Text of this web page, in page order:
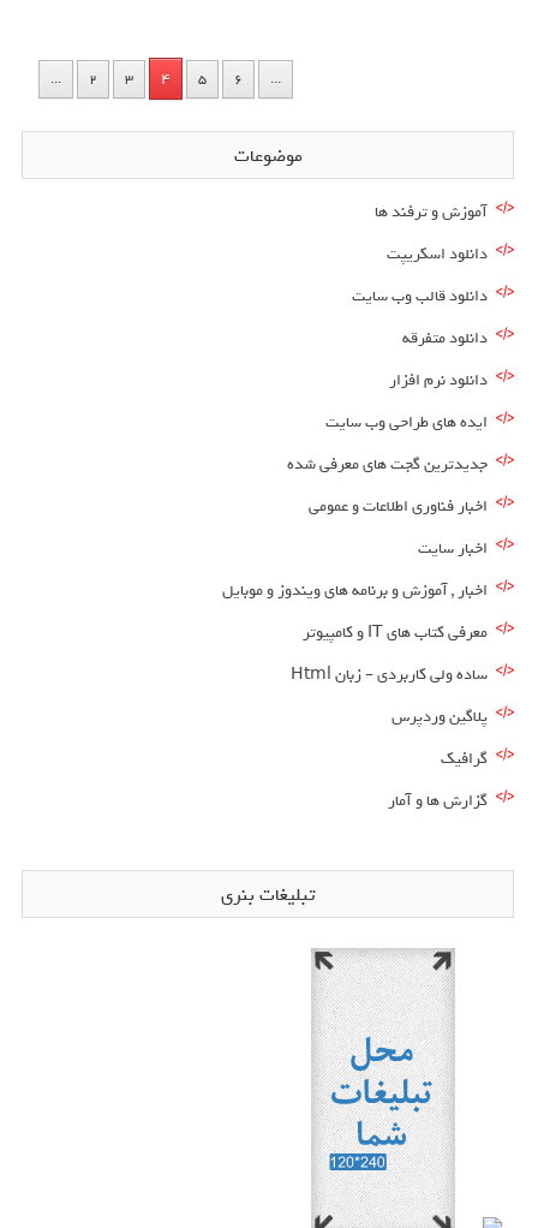
...
2 3 4 5 6
...
موضوعات
آموزش و ترفند ها
دانلود اسکریپت
دانلود قالب وب سایت
دانلود متفرقه
دانلود نرم افزار
ایده های طراحی وب سایت
جدیدترین گجت های معرفی شده
اخبار فناوری اطلاعات و عمومی
اخبار سایت
اخبار , آموزش و برنامه های ویندوز و موبایل
معرفی کتاب های IT و کامپیوتر
ساده ولی کاربردی – زبان Html
پلاگین وردپرس
گرافیک
گزارش ها و آمار
تبلیغات بنری